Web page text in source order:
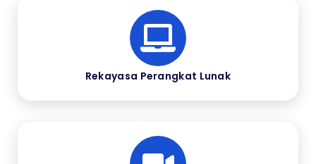
Rekayasa Perangkat Lunak